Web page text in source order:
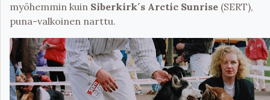
myöhemmin kuin Siberkirk´s Arctic Sunrise (SERT),
puna-valkoinen narttu.